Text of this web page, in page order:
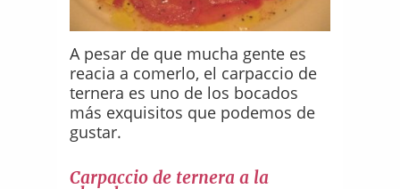
A pesar de que mucha gente es
reacia a comerlo, el carpaccio de
ternera es uno de los bocados
más exquisitos que podemos de
gustar.
Carpaccio de ternera a la